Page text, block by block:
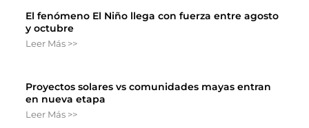
El fenómeno El Niño llega con fuerza entre agosto
y octubre
Leer Más >>
Proyectos solares vs comunidades mayas entran
en nueva etapa
Leer Más >>